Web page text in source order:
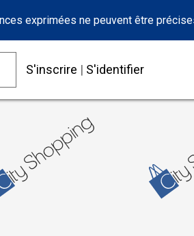
exprimées ne peuvent être
S'inscrire | S'identifier